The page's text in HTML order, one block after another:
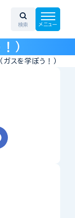
）
ガスを学ぼう！）